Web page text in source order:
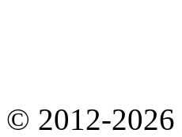
© 2012-2026